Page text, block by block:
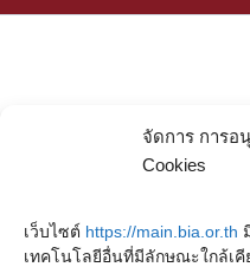
จัดการ การอ
Cookies
เว็บไซต์ https://main.bia.or.th
เทคโนโลยีอื่นที่มีลักษณะใกล้เคี